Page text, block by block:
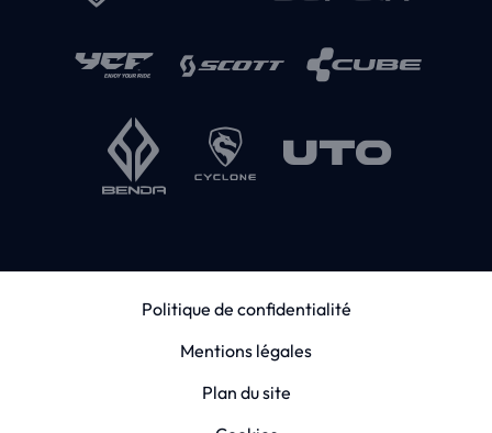
Politique de confidentialité
Mentions légales
Plan du site